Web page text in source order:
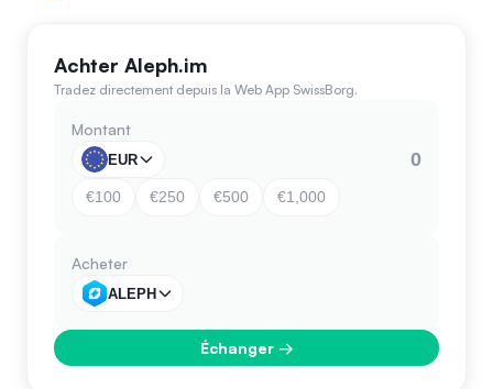
Achter Aleph.im
Tradez directement depuis la Web App SwissBorg.
Montant
EUR
€100 €250 €500 €1,000
Acheter
ALEPH
Échanger→